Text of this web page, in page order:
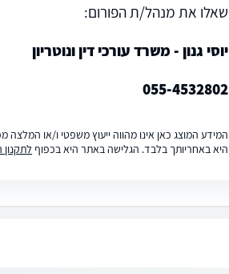
שאלו את מנהל/ת הפורום:
יוסי גנון - משרד עורכי דין ונוטריון
055-4532802
המידע המוצג כאן אינו מהווה ייעוץ משפטי ו/או
היא באחריותך בלבד. הגלישה באתר היא בכפוף